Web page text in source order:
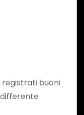
registrati buoni